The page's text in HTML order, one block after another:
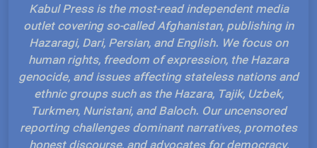
Kabul Press is the most-read independent media
outlet covering so-called Afghanistan, publishing in
Hazaragi, Dari, Persian, and English. We focus on
human rights, freedom of expression, the Hazara
genocide, and issues affecting stateless nations and
ethnic groups such as the Hazara, Tajik, Uzbek,
Turkmen, Nuristani, and Baloch. Our uncensored
reporting challenges dominant narratives, promotes